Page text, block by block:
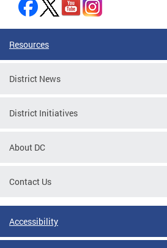
Resources
District News
District Initiatives
About DC
Contact Us
Accessibility